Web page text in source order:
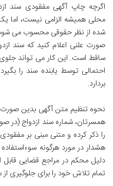
اگرچه چاپ آگهی مفقودی سند
محلی همیشه الزامی نیست، اما
شده از نظر حقوقی محسوب می
صورت علنی اعلام کنید که سند
ساقط است. این کار می تواند جلوی
احتمالی توسط یابنده سند را
بردارد.
نحوه تنظیم متن آگهی بدین
همسرتان، شماره سند ازدواج (در
را ذکر کرده و متنی مبنی بر
هشدار در مورد هرگونه
دلیل محکم در مراجع قضایی
تمام تلاش خود را برای جلوگیری از